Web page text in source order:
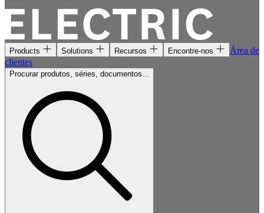
Products Solutions Recursos Encontre-nos
Área de
clientes
Procurar produtos, séries, documentos...